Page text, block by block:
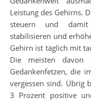
Leistung des Gehirns.
steuern und damit
stabilisieren und
Gehirn ist täglich mit
Die meisten davon
Gedankenfetzen, die
vergessen sind. Übrig
3 Prozent positive